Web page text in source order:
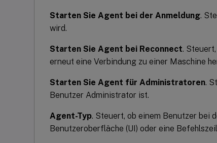
Starten Sie Agent bei der Anmeldung.
wird.
Starten Sie Agent bei Reconnect.
erneut eine Verbindung zu einer Maschine
Starten Sie Agent für Administratoren.
Benutzer Administrator ist.
Agent-Typ. Steuert, ob einem Benutzer bei
Benutzeroberfläche (UI) oder eine